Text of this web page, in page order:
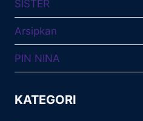
SISTER
Arsipkan
PIN NINA
KATEGORI